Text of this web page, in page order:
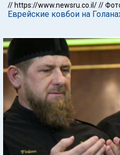
// https://www.newsru.co.il///
Еврейские ковбои на